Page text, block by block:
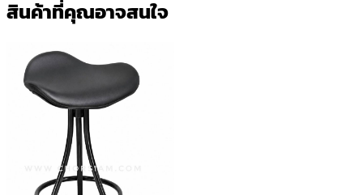
สินค้าที่คุณอาจสนใจ